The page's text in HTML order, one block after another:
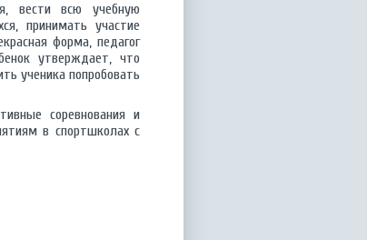
вести всю учебную
принимать участие
форма, педагог
утверждает, что
ученика попробовать
соревнования и
в спортшколах с